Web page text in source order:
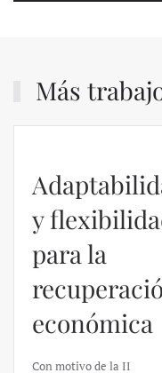
Más
y
para la
económica
Con motivo de la II